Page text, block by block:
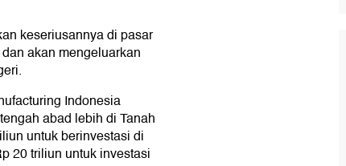
keseriusannya di pasar
akan mengeluarkan
Indonesia
abad lebih di Tanah
untuk berinvestasi di
20 triliun untuk investasi